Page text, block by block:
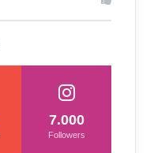
7.000
Followers